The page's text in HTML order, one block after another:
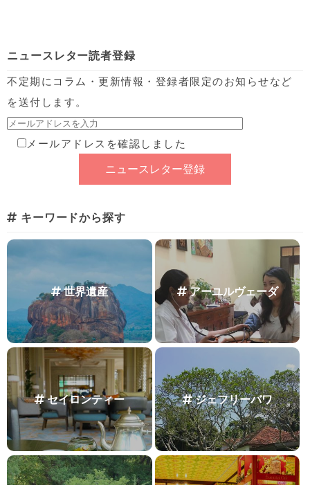
ニュースレター読者登録
不定期にコラム・更新情報・登録者限定のお知らせなど
を送付します。
メールアドレスを確認しました
キーワードから探す
世界遺産 アーユルヴェーダ
セイロンティー ジェフリーバワ